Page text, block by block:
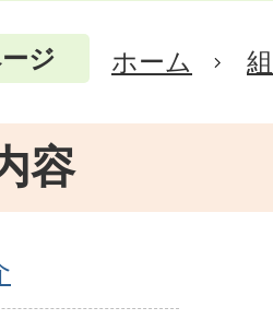
ジ ホーム
容